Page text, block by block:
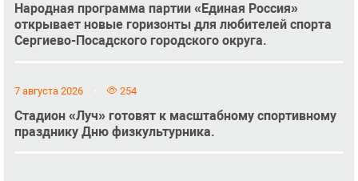
Народная программа партии «Единая Россия»
открывает новые горизонты для любителей спорта
Сергиево-Посадского городского округа.
7 августа 2026 254
Стадион «Луч» готовят к масштабному спортивному
празднику Дню физкультурника.